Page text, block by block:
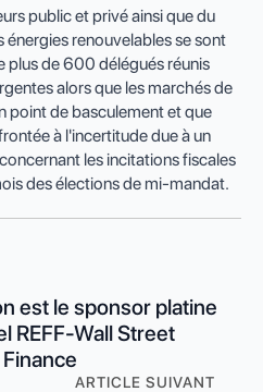
public et privé ainsi que du
renouvelables se sont
plus de 600 délégués réunis
alors que les marchés de
point de basculement et que
à l'incertitude due à un
les incitations fiscales
des élections de mi-mandat.
est le sponsor platine
REFF-Wall Street
ARTICLE SUIVANT